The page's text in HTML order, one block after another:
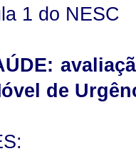
1 do NESC
de